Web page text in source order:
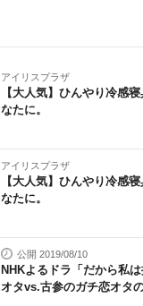
アイリスプラザ
【大人気】ひんやり冷感
なたに。
アイリスプラザ
【大人気】ひんやり冷感
なたに。
公開 2019/08/10
NHKよるドラ「だから私
オタvs.古参のガチ恋オタ